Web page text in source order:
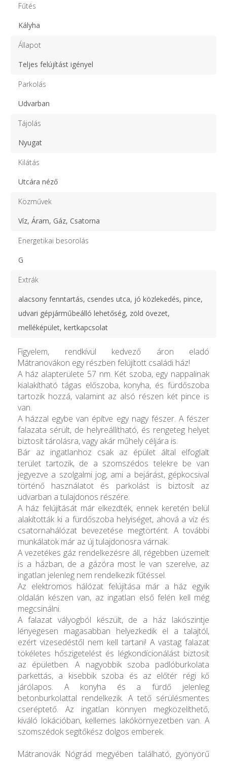
Fűtés
Kályha
Állapot
Teljes felújítást igényel
Parkolás
Udvarban
Tájolás
Nyugat
Kilátás
Utcára néző
Közművek
Víz, Áram, Gáz, Csatorna
Energetikai besorolás
G
Extrák
alacsony fenntartás, csendes utca, jó közlekedés, pince,
udvari gépjárműbeálló lehetőség, zöld övezet,
melléképület, kertkapcsolat
Figyelem, rendkívül kedvező áron eladó
Mátranovákon egy részben felújított családi ház!
A ház alapterülete 57 nm. Két szoba, egy nappalinak
kialakítható tágas előszoba, konyha, és fürdőszoba
tartozik hozzá, valamint az alsó részen két pince is
van.
A házzal egybe van építve egy nagy fészer. A fészer
falazata sérült, de helyreállítható, és rengeteg helyet
biztosít tárolásra, vagy akár műhely céljára is.
Bár az ingatlanhoz csak az épület által elfoglalt
terület tartozik, de a szomszédos telekre be van
jegyezve a szolgalmi jog, ami a bejárást, gépkocsival
történő használatot és parkolást is biztosít az
udvarban a tulajdonos részére.
A ház felújítását már elkezdték, ennek keretén belül
alakították ki a fürdőszoba helyiséget, ahová a víz és
csatornahálózat bevezetése megtörtént. A további
munkálatok már az új tulajdonosra várnak.
A vezetékes gáz rendelkezésre áll, régebben üzemelt
is a házban, de a gázóra most le van szerelve, az
ingatlan jelenleg nem rendelkezik fűtéssel.
Az elektromos hálózat felújítása már a ház egyik
oldalán készen van, az ingatlan első felén kell még
megcsinálni.
A falazat vályogból készült, de a ház lakószintje
lényegesen magasabban helyezkedik el a talajtól,
ezért vizesedéstől nem kell tartani! A vastag falazat
tökéletes hőszigetelést és légkondícionálást biztosít
az épületben. A nagyobbik szoba padlóburkolata
parkettás, a kisebbik szoba és az előtér régi kő
járólapos. A konyha és a fürdő jelenleg
betonburkolattal rendelkezik. A tető sérülésmentes
cseréptető. Az ingatlan könnyen megközelíthető,
kiváló lokációban, kellemes lakókörnyezetben van. A
szomszédok segítőkész dolgos emberek.
Mátranovák Nógrád megyében található, gyönyörű